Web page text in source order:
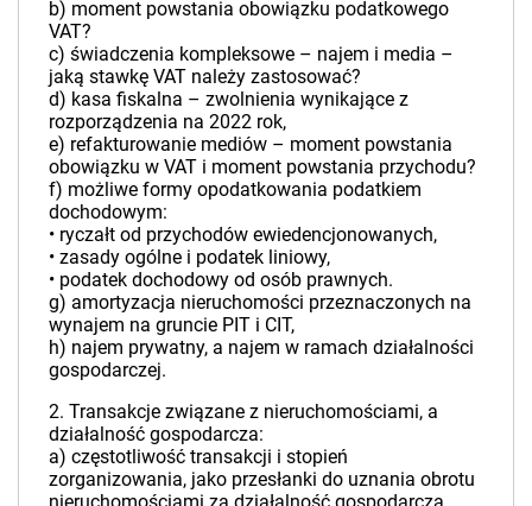
b) moment powstania obowiązku podatkowego
VAT?
c) świadczenia kompleksowe – najem i media –
jaką stawkę VAT należy zastosować?
d) kasa fiskalna – zwolnienia wynikające z
rozporządzenia na 2022 rok,
e) refakturowanie mediów – moment powstania
obowiązku w VAT i moment powstania przychodu?
f) możliwe formy opodatkowania podatkiem
dochodowym:
• ryczałt od przychodów ewiedencjonowanych,
• zasady ogólne i podatek liniowy,
• podatek dochodowy od osób prawnych.
g) amortyzacja nieruchomości przeznaczonych na
wynajem na gruncie PIT i CIT,
h) najem prywatny, a najem w ramach działalności
gospodarczej.
2. Transakcje związane z nieruchomościami, a
działalność gospodarcza:
a) częstotliwość transakcji i stopień
zorganizowania, jako przesłanki do uznania obrotu